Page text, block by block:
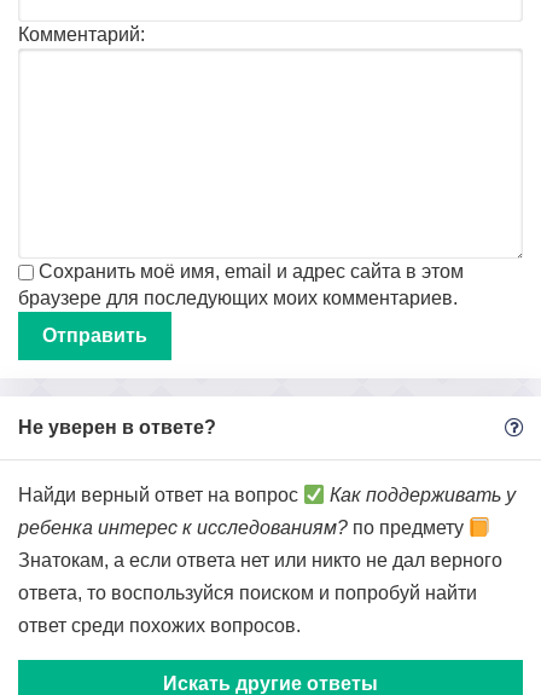
Комментарий:
Сохранить моё имя, email и адрес сайта в этом
браузере для последующих моих комментариев.
Не уверен в ответе?
Найди верный ответ на вопрос
Как поддерживать у
ребенка интерес к исследованиям? по предмету
Знатокам, а если ответа нет или никто не дал верного
ответа, то воспользуйся поиском и попробуй найти
ответ среди похожих вопросов.
Искать другие ответы